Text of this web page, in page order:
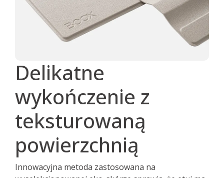
Delikatne
wykończenie z
teksturowaną
powierzchnią
Innowacyjna metoda zastosowana na